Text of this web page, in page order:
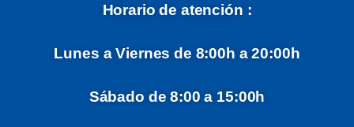
Horario de atención :
Lunes a Viernes de 8:00h a 20:00h
Sábado de 8:00 a 15:00h